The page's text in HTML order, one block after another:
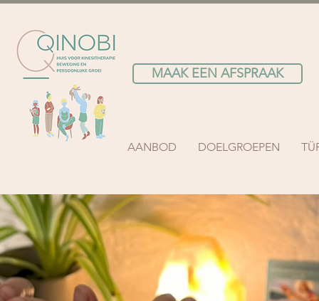
MAAK EEN AFSPRAAK
AANBOD DOELGROEPEN